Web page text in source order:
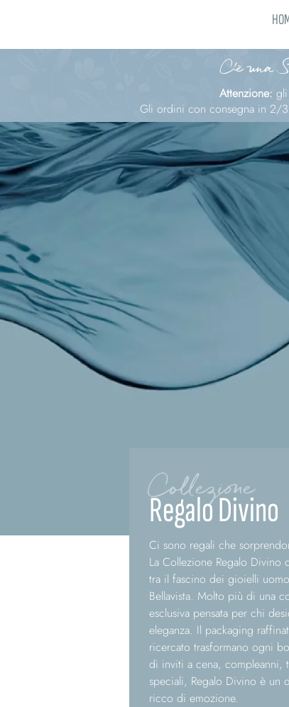
C'è una
Attenzione:
Gli ordini con consegna in 2/
Collezione
Regalo Divino
Ci sono regali che
La Collezione Regalo Divino
tra il fascino dei gioielli
Bellavista. Molto più di una
esclusiva pensata per chi
eleganza. Il packaging
ricercato trasformano ogni
di inviti a cena, compleanni,
speciali, Regalo Divino è un
ricco di emozione.